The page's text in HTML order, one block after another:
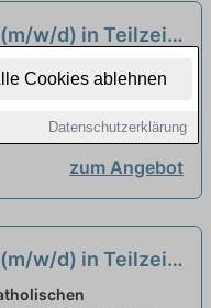
Cookies ablehnen
Datenschutzerklärung
w/d) in Teilzeit
– Bei uns
fühlen!
katholische
Schwenningen e.V. |
zum Angebot
w/d) in Teilzeit
85%)– Ihr